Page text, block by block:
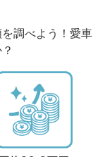
調べよう！愛車